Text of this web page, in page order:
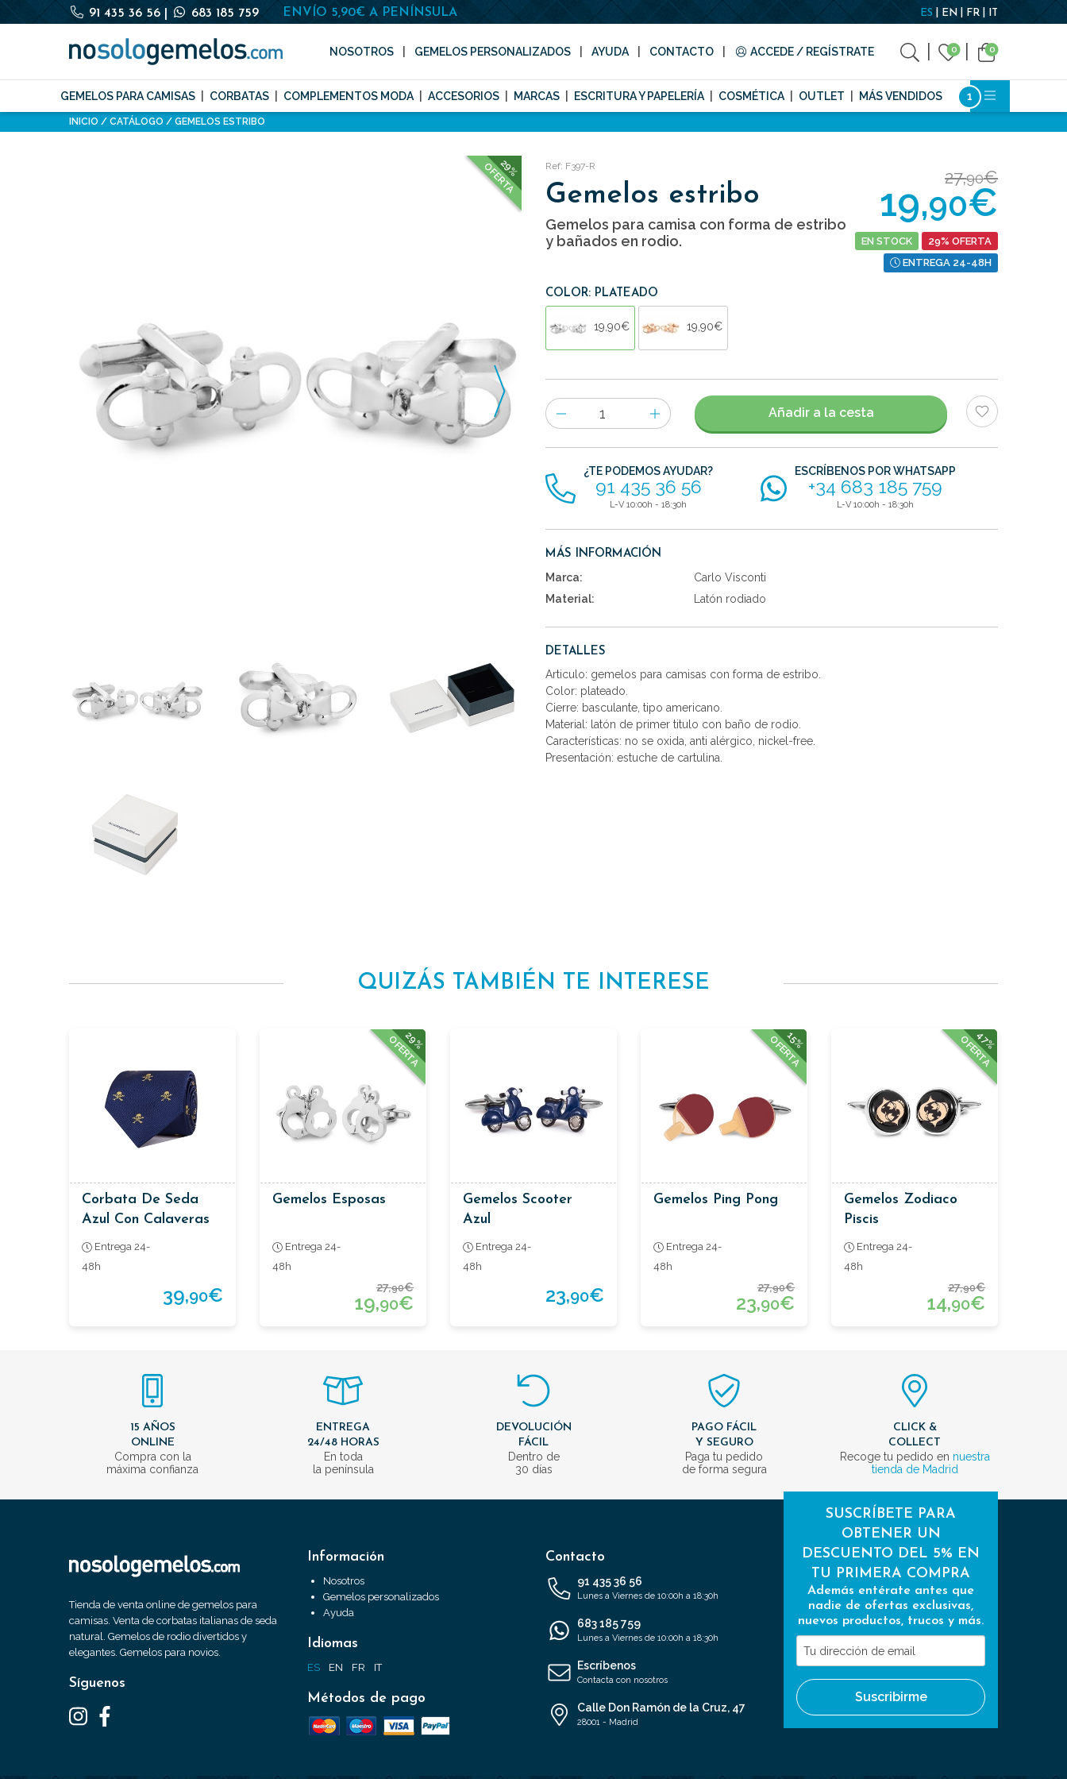
91 435 36 56 683 185 759 ENVÍO 5,90€ A PENÍNSULA ES EN FR IT
NOSOTROS GEMELOS PERSONALIZADOS AYUDA CONTACTO ACCEDE / REGÍSTRATE 0 0
GEMELOS PARA CAMISAS CORBATAS COMPLEMENTOS MODA ACCESORIOS MARCAS ESCRITURA Y PAPELERÍA COSMÉTICA OUTLET MÁS VENDIDOS
INICIO CATÁLOGO GEMELOS ESTRIBO
29%
OFERTA Ref: F397-R
Gemelos estribo
Gemelos para camisa con forma de estribo
y bañados en rodio.
27,90€
19,90€
EN STOCK
29% OFERTA
ENTREGA 24-48H
COLOR: PLATEADO
19,90€ 19,90€
Número
de
artículos
Añadir a la cesta
¿TE PODEMOS AYUDAR?
91 435 36 56
L-V 10:00h - 18:30h
ESCRÍBENOS POR WHATSAPP
+34 683 185 759
L-V 10:00h - 18:30h
MÁS INFORMACIÓN
Marca:
Carlo Visconti
Material:
Latón rodiado
DETALLES
Articulo: gemelos para camisas con forma de estribo.
Color: plateado.
Cierre: basculante, tipo americano.
Material: latón de primer titulo con baño de rodio.
Características: no se oxida, anti alérgico, nickel-free.
Presentación: estuche de cartulina.
QUIZÁS TAMBIÉN TE INTERESE
Corbata De Seda
Azul Con Calaveras
Grandes
Entrega 24-
48h
39,90€
29%
OFERTA
Gemelos Esposas
Entrega 24-
48h
27,90€
19,90€
Gemelos Scooter
Azul
Entrega 24-
48h
23,90€
15%
OFERTA
Gemelos Ping Pong
Entrega 24-
48h
27,90€
23,90€
47%
OFERTA
Gemelos Zodiaco
Piscis
Entrega 24-
48h
27,90€
14,90€
15 AÑOS
ONLINE
Compra con la
máxima confianza
ENTREGA
24/48 HORAS
En toda
la península
DEVOLUCIÓN
FÁCIL
Dentro de
30 días
PAGO FÁCIL
Y SEGURO
Paga tu pedido
de forma segura
CLICK &
COLLECT
Recoge tu pedido en nuestra
tienda de Madrid
Tienda de venta online de gemelos para
camisas. Venta de corbatas italianas de seda
natural. Gemelos de rodio divertidos y
elegantes. Gemelos para novios.
Síguenos
Información
Nosotros
Gemelos personalizados
Ayuda
Idiomas
ES EN FR IT
Métodos de pago
Contacto
91 435 36 56
Lunes a Viernes de 10:00h a 18:30h
683 185 759
Lunes a Viernes de 10:00h a 18:30h
Escríbenos
Contacta con nosotros
Calle Don Ramón de la Cruz, 47
28001 - Madrid
SUSCRÍBETE PARA
OBTENER UN
DESCUENTO DEL 5% EN
TU PRIMERA COMPRA
Además entérate antes que
nadie de ofertas exclusivas,
nuevos productos, trucos y más.
Tu
dirección
de
email
Suscribirme